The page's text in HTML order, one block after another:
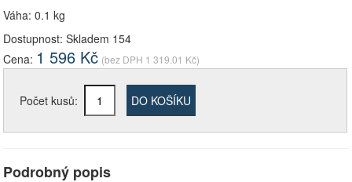
Váha: 0.1 kg
Dostupnost: Skladem 154
Cena: 1 596 Kč (bez DPH 1 319.01 Kč)
Počet kusů: DO KOŠÍKU
Podrobný popis